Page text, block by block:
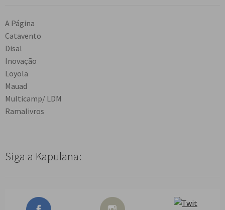
A Página
Catavento
Disal
Inovação
Loyola
Mauad
Multicamp/ LDM
Ramalivros
Siga a Kapulana: